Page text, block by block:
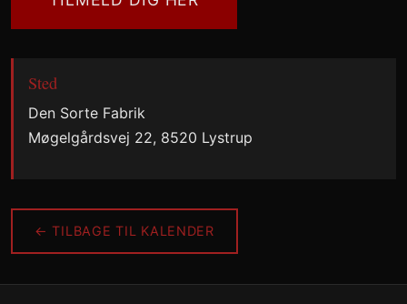
Sted
Den Sorte Fabrik
Møgelgårdsvej 22, 8520 Lystrup
← TILBAGE TIL KALENDER